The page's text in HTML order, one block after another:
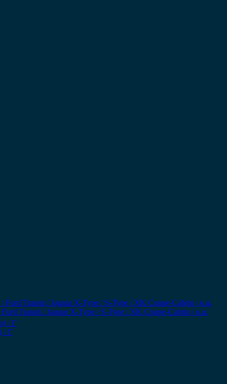
Transit / Jaguar X-Type / S-Type / XK Coupe-Cabrio / κ.α.
/ Γ